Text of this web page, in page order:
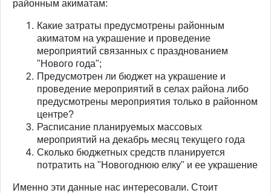
районным акиматам:
Какие затраты предусмотрены районным
акиматом на украшение и проведение
мероприятий связанных с празднованием
"Нового года";
Предусмотрен ли бюджет на украшение и
проведение мероприятий в селах района либо
предусмотрены мероприятия только в районном
центре?
Расписание планируемых массовых
мероприятий на декабрь месяц текущего года
Сколько бюджетных средств планируется
потратить на "Новогоднюю елку" и ее украшение
Именно эти данные нас интересовали. Стоит